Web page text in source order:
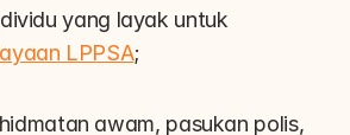
yang layak untuk
LPPSA;
awam, pasukan polis,